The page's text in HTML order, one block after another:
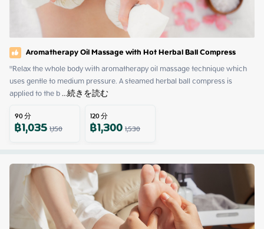
Aromatherapy Oil Massage with Hot Herbal Ball Compress
"Relax the whole body with aromatherapy oil massage technique which
uses gentle to medium pressure. A steamed herbal ball compress is
applied to the b ...続きを読む
90分
฿1,0351,150
120分
฿1,3001,530